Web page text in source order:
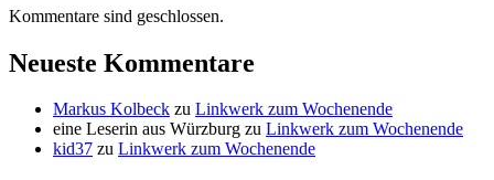
Kommentare sind geschlossen.
Neueste Kommentare
Markus Kolbeck zu Linkwerk zum Wochenende
eine Leserin aus Würzburg zu Linkwerk zum Wochenende
kid37 zu Linkwerk zum Wochenende